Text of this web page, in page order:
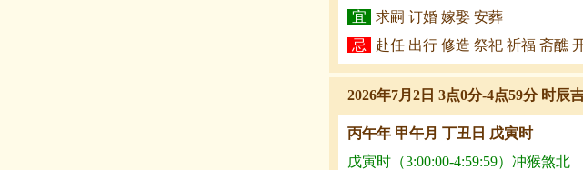
宜
求嗣 订婚 嫁娶 安葬
忌
赴任 出行 修造 祭祀 祈福 斋醮
2026年7月2日 3点0分-4点59分 时辰
丙午年 甲午月 丁丑日 戊寅时
戊寅时（3:00:00-4:59:59）冲猴煞北